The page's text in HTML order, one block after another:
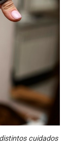
cuidados